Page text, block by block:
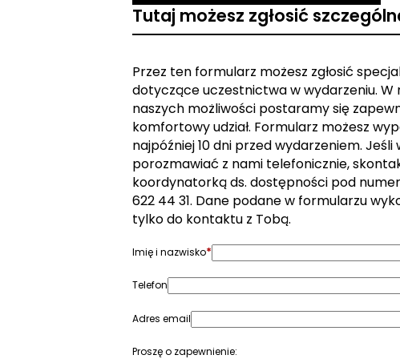
Tutaj możesz zgłosić
Przez ten formularz możesz zgłosić
dotyczące uczestnictwa w wydarzeniu. W
naszych możliwości postaramy się
komfortowy udział. Formularz możesz
najpóźniej 10 dni przed wydarzeniem. Jeśli
porozmawiać z nami telefonicznie,
koordynatorką ds. dostępności pod
622 44 31. Dane podane w formularzu
tylko do kontaktu z Tobą.
Imię i nazwisko*
Telefon
Adres email
Proszę o zapewnienie: